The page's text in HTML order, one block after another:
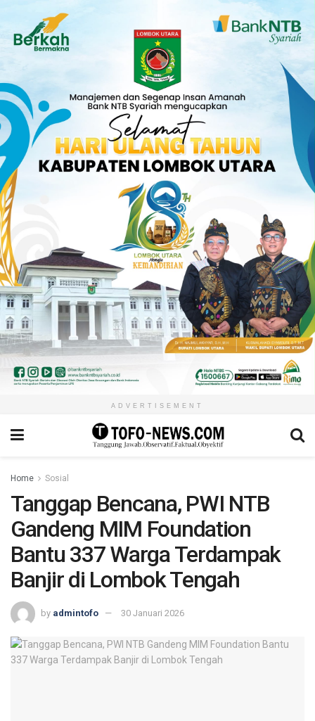
ADVERTISEMENT
Home Sosial
Tanggap Bencana, PWI NTB
Gandeng MIM Foundation
Bantu 337 Warga Terdampak
Banjir di Lombok Tengah
by admintofo 30 Januari 2026